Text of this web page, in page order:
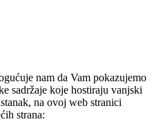
nam da Vam pokazujemo
sadržaje koje hostiraju vanjski
na ovoj web stranici
strana: